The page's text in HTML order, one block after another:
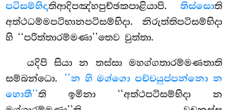
පටිසම්භිදාතිආදිපඤ්හපුච්ඡකපාළියාපි. තිස්සොති
අත්ථධම්මපටිභානපටිසම්භිදා. නිරුත්තිපටිසම්භිදා
හි ‘‘පරිත්තාරම්මණා’’තෙව වුත්තා.
යදිපි සියා න තස්සා මහග්ගතාරම්මණතාති
සම්බන්ධො. ‘‘න හි මග්ගො පච්චයුප්පන්නො න
හොතී’’ති ඉමිනා ‘‘අත්ථපටිසම්භිදා න